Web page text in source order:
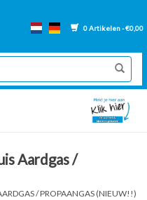
0 Artikelen - €0,00
Aardgas /
/ PROPAANGAS (NIEUW!!)